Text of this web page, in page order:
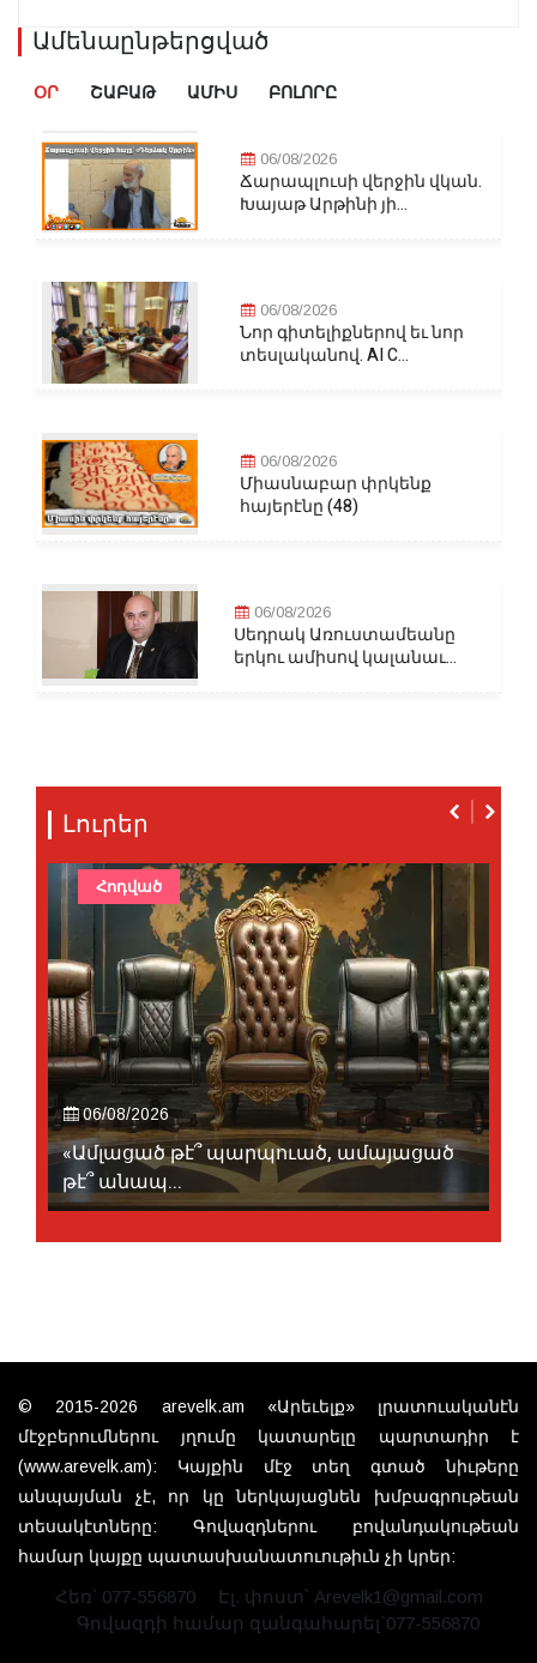
Ամենաընթերցված
ՕՐ ՇԱԲԱԹ ԱՄԻՍ ԲՈԼՈՐԸ
06/08/2026
Ճարապլուսի վերջին վկան.
Խայաթ Արթինի յի...
06/08/2026
Նոր գիտելիքներով եւ նոր
տեսլականով. AI C...
06/08/2026
Միասնաբար փրկենք
հայերէնը (48)
06/08/2026
Սեդրակ Առուստամեանը
երկու ամիսով կալանաւ...
Լուրեր
06/08/2026
«Ամլացած թէ՞ պարպուած, ամայացած
թէ՞ անապ...
Հոդված
© 2015-2026 arevelk.am «Արեւելք» լրատուականէն
մէջբերումներու յղումը կատարելը պարտադիր է
(www.arevelk.am): Կայքին մէջ տեղ գտած նիւթերը
անպայման չէ, որ կը ներկայացնեն խմբագրութեան
տեսակէտները: Գովազդներու բովանդակութեան
համար կայքը պատասխանատուութիւն չի կրեր:
Հեռ՝ 077-556870
Էլ. փոստ՝ Arevelk1@gmail.com
Գովազդի համար զանգահարել`077-556870